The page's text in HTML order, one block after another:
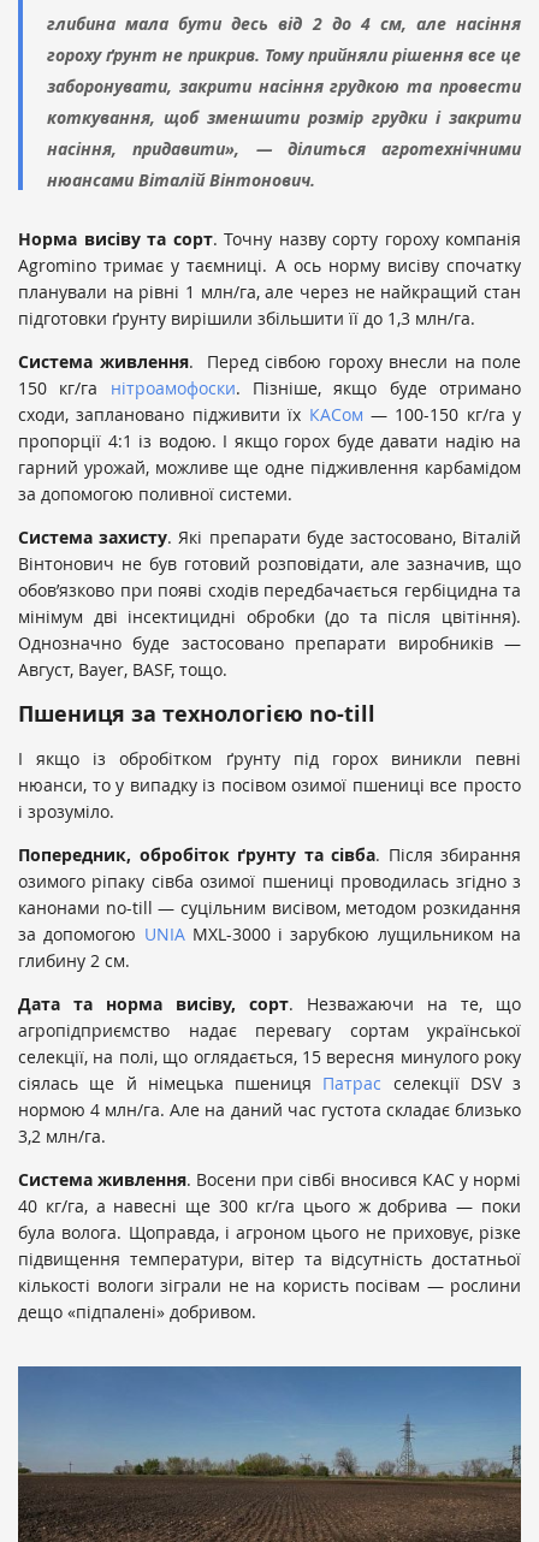
глибина мала бути десь від 2 до 4 см, але насіння
гороху ґрунт не прикрив. Тому прийняли рішення все це
заборонувати, закрити насіння грудкою та провести
коткування, щоб зменшити розмір грудки і закрити
насіння, придавити», — ділиться агротехнічними
нюансами Віталій Вінтонович.
Норма висіву та сорт. Точну назву сорту гороху компанія
Agromino тримає у таємниці. А ось норму висіву спочатку
планували на рівні 1 млн/га, але через не найкращий стан
підготовки ґрунту вирішили збільшити її до 1,3 млн/га.
Система живлення. Перед сівбою гороху внесли на поле
150 кг/га нітроамофоски. Пізніше, якщо буде отримано
сходи, заплановано підживити їх КАСом — 100-150 кг/га у
пропорції 4:1 із водою. І якщо горох буде давати надію на
гарний урожай, можливе ще одне підживлення карбамідом
за допомогою поливної системи.
Система захисту. Які препарати буде застосовано, Віталій
Вінтонович не був готовий розповідати, але зазначив, що
обов’язково при появі сходів передбачається гербіцидна та
мінімум дві інсектицидні обробки (до та після цвітіння).
Однозначно буде застосовано препарати виробників —
Август, Bayer, BASF, тощо.
Пшениця за технологією no-till
І якщо із обробітком ґрунту під горох виникли певні
нюанси, то у випадку із посівом озимої пшениці все просто
і зрозуміло.
Попередник, обробіток ґрунту та сівба. Після збирання
озимого ріпаку сівба озимої пшениці проводилась згідно з
канонами no-till — суцільним висівом, методом розкидання
за допомогою UNIAMXL-3000 і зарубкою лущильником на
глибину 2 см.
Дата та норма висіву, сорт. Незважаючи на те, що
агропідприємство надає перевагу сортам української
селекції, на полі, що оглядається, 15 вересня минулого року
сіялась ще й німецька пшениця Патрас селекції DSV з
нормою 4 млн/га. Але на даний час густота складає близько
3,2 млн/га.
Система живлення. Восени при сівбі вносився КАС у нормі
40 кг/га, а навесні ще 300 кг/га цього ж добрива — поки
була волога. Щоправда, і агроном цього не приховує, різке
підвищення температури, вітер та відсутність достатньої
кількості вологи зіграли не на користь посівам — рослини
дещо «підпалені» добривом.